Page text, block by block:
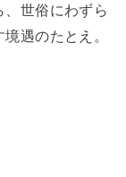
世俗にわずら
遇のたとえ。